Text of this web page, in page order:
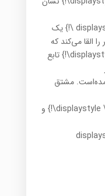
یک
القا می‌کند که
تابع
مشتق
و